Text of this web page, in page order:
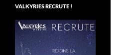
VALKYRIES RECRUTE !